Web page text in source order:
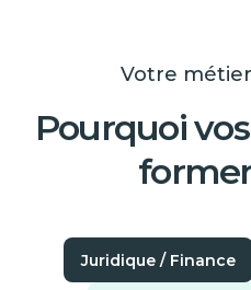
Votre
Pourquoi
Juridique / Finance